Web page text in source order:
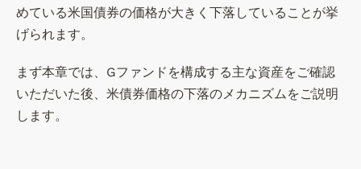
めている米国債券の価格が大きく下落していることが挙
げられます。
まず本章では、Gファンドを構成する主な資産をご確認
いただいた後、米債券価格の下落のメカニズムをご説明
します。